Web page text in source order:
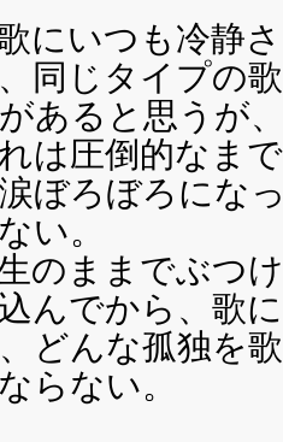
にいつも冷静
同じタイプの
あると思うが
は圧倒的なま
ぼろぼろにな
い。
のままでぶつ
んでから、歌
どんな孤独を
らない。